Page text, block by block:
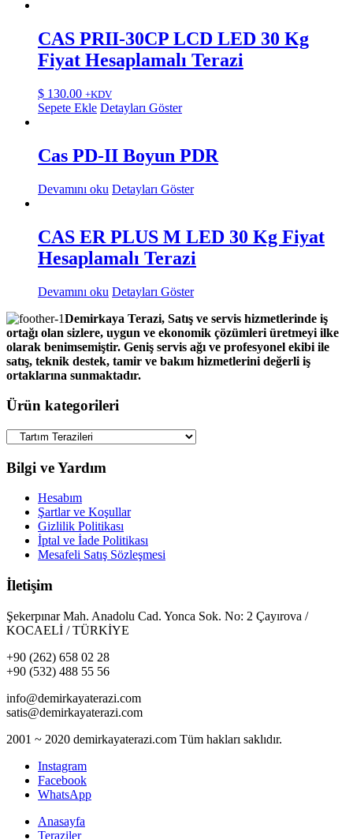
CAS PRII-30CP LCD LED 30 Kg
Fiyat Hesaplamalı Terazi
$ 130.00 +KDV
Sepete Ekle Detayları Göster
Cas PD-II Boyun PDR
Devamını oku Detayları Göster
CAS ER PLUS M LED 30 Kg Fiyat
Hesaplamalı Terazi
Devamını oku Detayları Göster
Demirkaya Terazi, Satış ve servis hizmetlerinde iş
ortağı olan sizlere, uygun ve ekonomik çözümleri üretmeyi ilke
olarak benimsemiştir. Geniş servis ağı ve profesyonel ekibi ile
satış, teknik destek, tamir ve bakım hizmetlerini değerli iş
ortaklarına sunmaktadır.
Ürün kategorileri
Bilgi ve Yardım
Hesabım
Şartlar ve Koşullar
Gizlilik Politikası
İptal ve İade Politikası
Mesafeli Satış Sözleşmesi
İletişim
Şekerpınar Mah. Anadolu Cad. Yonca Sok. No: 2 Çayırova /
KOCAELİ / TÜRKİYE
+90 (262) 658 02 28
+90 (532) 488 55 56
info@demirkayaterazi.com
satis@demirkayaterazi.com
2001 ~ 2020 demirkayaterazi.com Tüm hakları saklıdır.
Instagram
Facebook
WhatsApp
Anasayfa
Teraziler